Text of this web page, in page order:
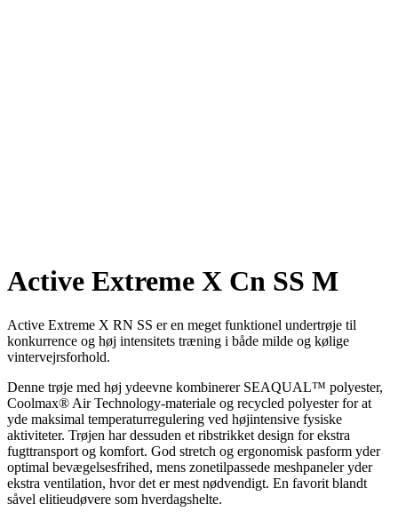
Active Extreme X Cn SS M
Active Extreme X RN SS er en meget funktionel undertrøje til
konkurrence og høj intensitets træning i både milde og kølige
vintervejrsforhold.
Denne trøje med høj ydeevne kombinerer SEAQUAL™ polyester,
Coolmax® Air Technology-materiale og recycled polyester for at
yde maksimal temperaturregulering ved højintensive fysiske
aktiviteter. Trøjen har dessuden et ribstrikket design for ekstra
fugttransport og komfort. God stretch og ergonomisk pasform yder
optimal bevægelsesfrihed, mens zonetilpassede meshpaneler yder
ekstra ventilation, hvor det er mest nødvendigt. En favorit blandt
såvel elitieudøvere som hverdagshelte.